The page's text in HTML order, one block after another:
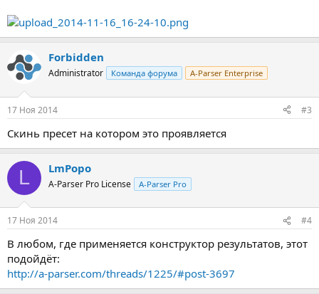
Forbidden
Administrator Команда форума A-Parser Enterprise
17 Ноя 2014 #3
Скинь пресет на котором это проявляется
L LmPopo
A-Parser Pro License A-Parser Pro
17 Ноя 2014 #4
В любом, где применяется конструктор результатов, этот
подойдёт:
http://a-parser.com/threads/1225/#post-3697